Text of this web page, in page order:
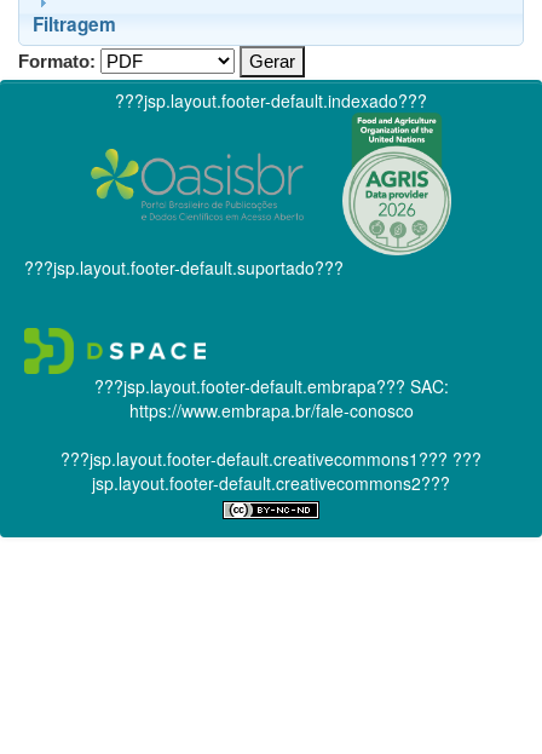
Filtragem
Formato:
???jsp.layout.footer-default.indexado???
???jsp.layout.footer-default.suportado???
???jsp.layout.footer-default.embrapa??? SAC:
https://www.embrapa.br/fale-conosco
???jsp.layout.footer-default.creativecommons1??? ???
jsp.layout.footer-default.creativecommons2???